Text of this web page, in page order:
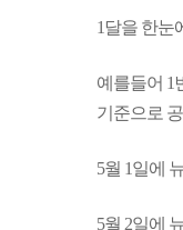
1달을 한눈
예를들어 1
기준으로
5월 1일에
5월 2일에